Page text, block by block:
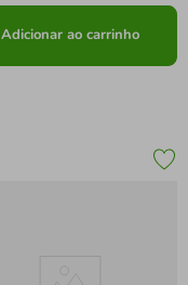
Adicionar ao carrinho